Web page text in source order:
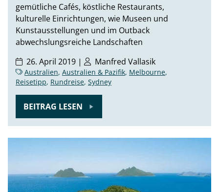
gemütliche Cafés, köstliche Restaurants,
kulturelle Einrichtungen, wie Museen und
Kunstausstellungen und im Outback
abwechslungsreiche Landschaften
26. April 2019 |
Manfred Vallasik
Australien, Australien & Pazifik, Melbourne,
Reisetipp, Rundreise, Sydney
BEITRAG LESEN